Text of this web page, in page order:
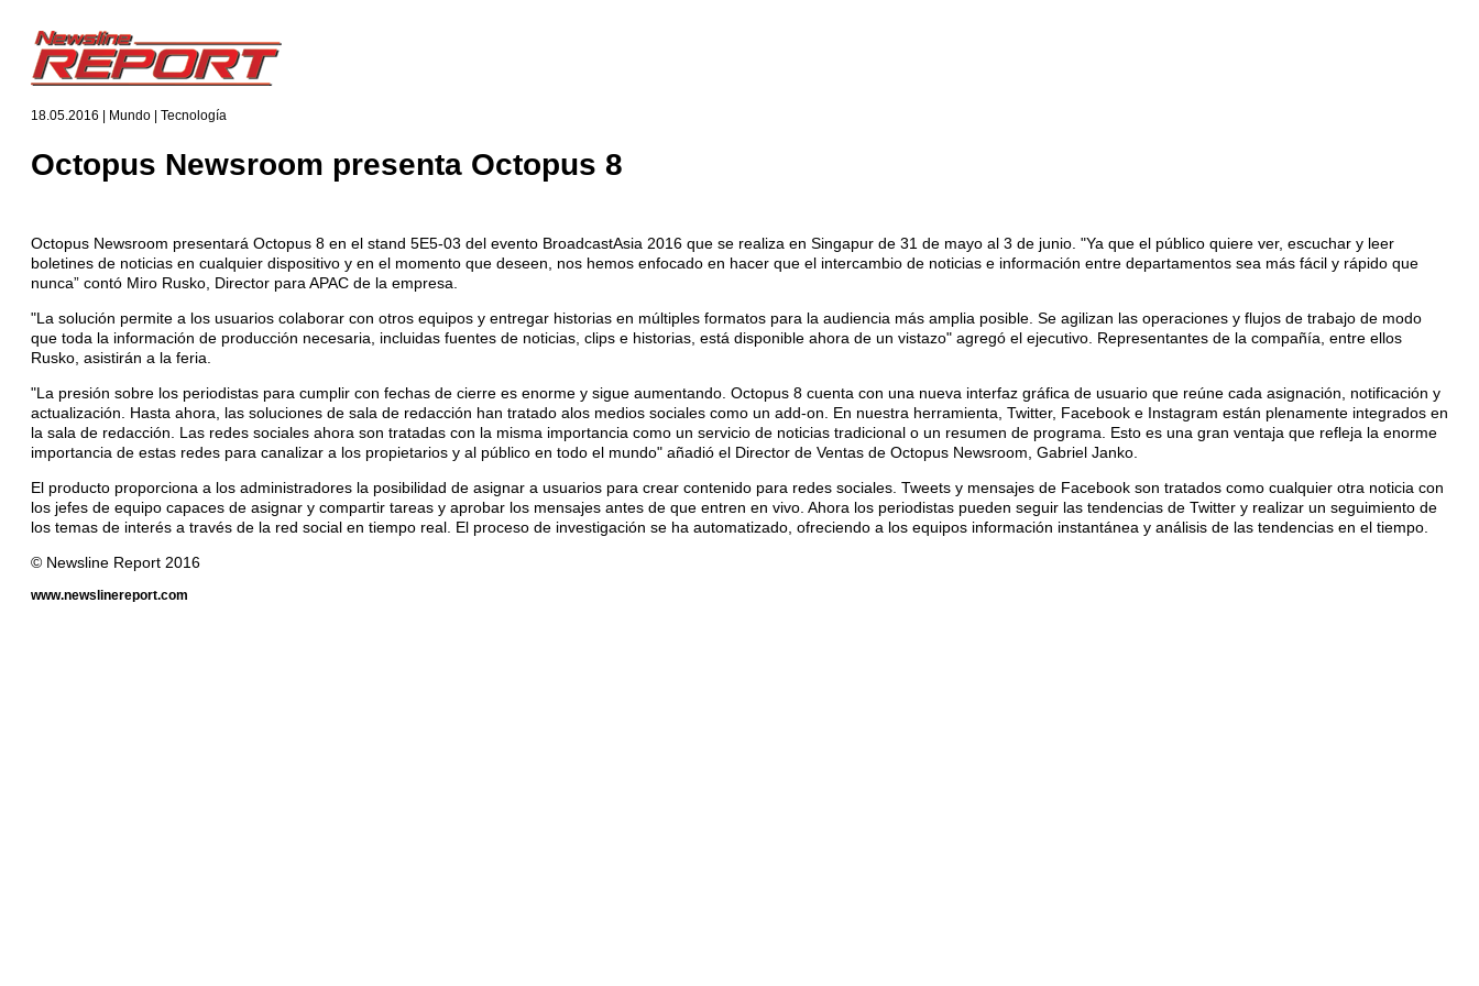
18.05.2016 | Mundo | Tecnología
Octopus Newsroom presenta Octopus 8
Octopus Newsroom presentará Octopus 8 en el stand 5E5-03 del evento BroadcastAsia 2016 que se realiza en Singapur de 31 de mayo al 3 de junio. "Ya que el público quiere ver, escuchar y leer
boletines de noticias en cualquier dispositivo y en el momento que deseen, nos hemos enfocado en hacer que el intercambio de noticias e información entre departamentos sea más fácil y rápido que
nunca” contó Miro Rusko, Director para APAC de la empresa.
"La solución permite a los usuarios colaborar con otros equipos y entregar historias en múltiples formatos para la audiencia más amplia posible. Se agilizan las operaciones y flujos de trabajo de modo
que toda la información de producción necesaria, incluidas fuentes de noticias, clips e historias, está disponible ahora de un vistazo" agregó el ejecutivo. Representantes de la compañía, entre ellos
Rusko, asistirán a la feria.
"La presión sobre los periodistas para cumplir con fechas de cierre es enorme y sigue aumentando. Octopus 8 cuenta con una nueva interfaz gráfica de usuario que reúne cada asignación, notificación y
actualización. Hasta ahora, las soluciones de sala de redacción han tratado alos medios sociales como un add-on. En nuestra herramienta, Twitter, Facebook e Instagram están plenamente integrados en
la sala de redacción. Las redes sociales ahora son tratadas con la misma importancia como un servicio de noticias tradicional o un resumen de programa. Esto es una gran ventaja que refleja la enorme
importancia de estas redes para canalizar a los propietarios y al público en todo el mundo" añadió el Director de Ventas de Octopus Newsroom, Gabriel Janko.
El producto proporciona a los administradores la posibilidad de asignar a usuarios para crear contenido para redes sociales. Tweets y mensajes de Facebook son tratados como cualquier otra noticia con
los jefes de equipo capaces de asignar y compartir tareas y aprobar los mensajes antes de que entren en vivo. Ahora los periodistas pueden seguir las tendencias de Twitter y realizar un seguimiento de
los temas de interés a través de la red social en tiempo real. El proceso de investigación se ha automatizado, ofreciendo a los equipos información instantánea y análisis de las tendencias en el tiempo.
© Newsline Report 2016
www.newslinereport.com